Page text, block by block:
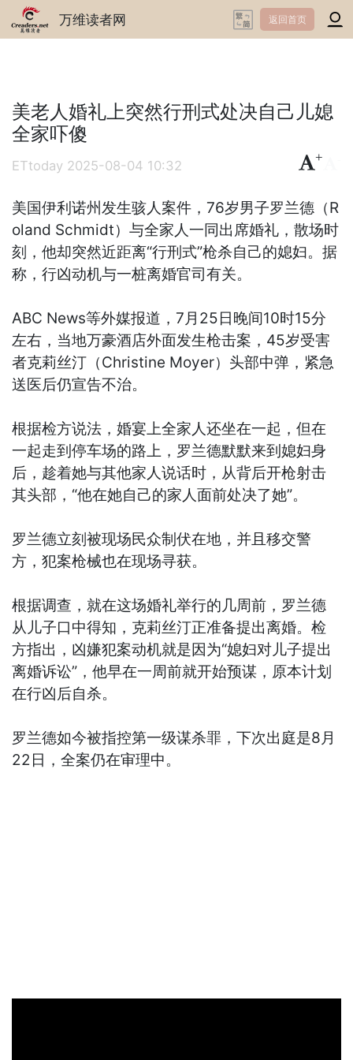
万维读者网 返回首页
美老人婚礼上突然行刑式处决自己儿媳
全家吓傻
ETtoday 2025-08-04 10:32
+
美国伊利诺州发生骇人案件，76岁男子罗兰德（R
oland Schmidt）与全家人一同出席婚礼，散场时
刻，他却突然近距离“行刑式”枪杀自己的媳妇。据
称，行凶动机与一桩离婚官司有关。
ABC News等外媒报道，7月25日晚间10时15分
左右，当地万豪酒店外面发生枪击案，45岁受害
者克莉丝汀（Christine Moyer）头部中弹，紧急
送医后仍宣告不治。
根据检方说法，婚宴上全家人还坐在一起，但在
一起走到停车场的路上，罗兰德默默来到媳妇身
后，趁着她与其他家人说话时，从背后开枪射击
其头部，“他在她自己的家人面前处决了她”。
罗兰德立刻被现场民众制伏在地，并且移交警
方，犯案枪械也在现场寻获。
根据调查，就在这场婚礼举行的几周前，罗兰德
从儿子口中得知，克莉丝汀正准备提出离婚。检
方指出，凶嫌犯案动机就是因为“媳妇对儿子提出
离婚诉讼”，他早在一周前就开始预谋，原本计划
在行凶后自杀。
罗兰德如今被指控第一级谋杀罪，下次出庭是8月
22日，全案仍在审理中。